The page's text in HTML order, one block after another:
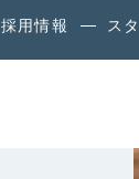
採用情報 ス
プログラマ
教育・研修